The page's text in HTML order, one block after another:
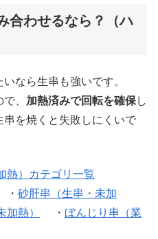
合わせるなら？（ハ
なら生串も強いです。
、 加熱済みで回転を確保し
を焼くと失敗しにくいで
熱）カテゴリ一覧
砂肝串（生串・未加
加熱） ・ ぼんじり串（業